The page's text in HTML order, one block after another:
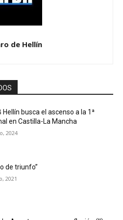
de Hellín
Hellín busca el ascenso a la 1ª
en Castilla-La Mancha
2024
de triunfo”
2021